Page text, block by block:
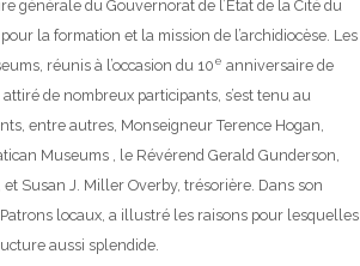
générale du Gouvernorat de l’État de la Cité du
la formation et la mission de l’archidiocèse. Les
réunis à l’occasion du 10e anniversaire de
de nombreux participants, s’est tenu au
entre autres, Monseigneur Terence Hogan,
Museums , le Révérend Gerald Gunderson,
Susan J. Miller Overby, trésorière. Dans son
locaux, a illustré les raisons pour lesquelles
aussi splendide.